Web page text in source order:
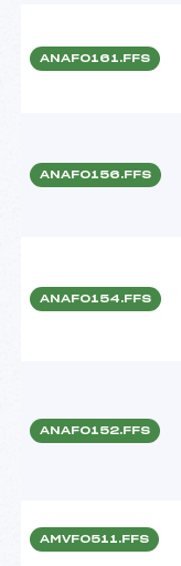
ANAF0161.FFS
ANAF0156.FFS
ANAF0154.FFS
ANAF0152.FFS
AMVF0511.FFS